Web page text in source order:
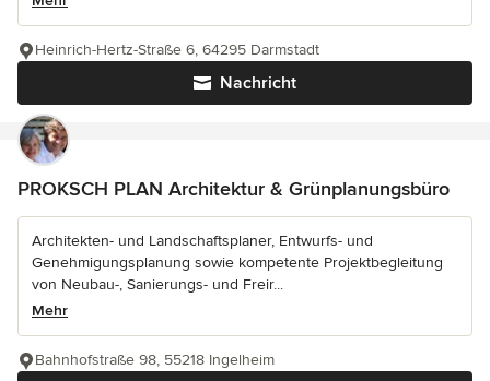
Nachricht
Heinrich-Hertz-Straße 6, 64295 Darmstadt
PROKSCH PLAN Architektur & Grünplanungsbüro
Architekten- und Landschaftsplaner, Entwurfs- und
Genehmigungsplanung sowie kompetente Projektbegleitung
von Neubau-, Sanierungs- und Freir...
Mehr
Bahnhofstraße 98, 55218 Ingelheim